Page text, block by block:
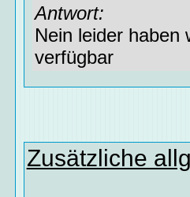
Antwort:
Nein leider haben
verfügbar
Zusätzliche